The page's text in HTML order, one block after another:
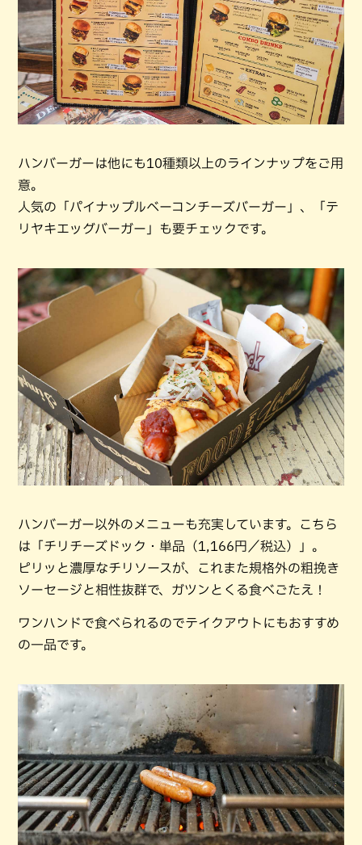
ハンバーガーは他にも10種類以上のラインナップをご用
意。
人気の「パイナップルベーコンチーズバーガー」、「テ
リヤキエッグバーガー」も要チェックです。
ハンバーガー以外のメニューも充実しています。こちら
は「チリチーズドック・単品（1,166円／税込）」。
ピリッと濃厚なチリソースが、これまた規格外の粗挽き
ソーセージと相性抜群で、ガツンとくる食べごたえ！
ワンハンドで食べられるのでテイクアウトにもおすすめ
の一品です。